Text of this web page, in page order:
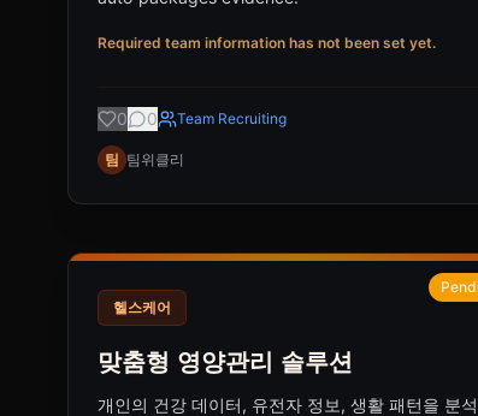
Required team information has not been set yet.
0 0 Team Recruiting
팀 팀위클리
헬스케어
맞춤형 영양관리 솔루션
개인의 건강 데이터, 유전자 정보, 생활 패턴을 분